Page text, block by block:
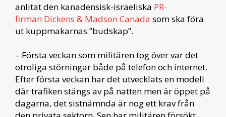
anlitat den kanadensisk-israeliska PR-
firman Dickens & Madson Canada som ska föra
ut kuppmakarnas ”budskap”.
– Första veckan som militären tog över var det
otroliga störningar både på telefon och internet.
Efter första veckan har det utvecklats en modell
där trafiken stängs av på natten men är öppet på
dagarna, det sistnämnda är nog ett krav från